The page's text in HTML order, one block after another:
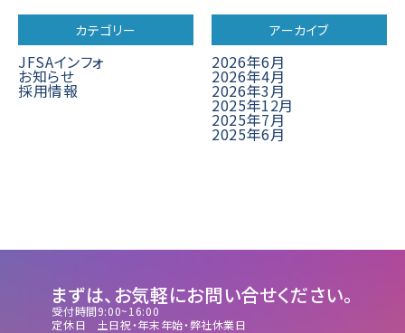
カテゴリー
JFSAインフォ
お知らせ
採用情報
アーカイブ
2026年6月
2026年4月
2026年3月
2025年12月
2025年7月
2025年6月
まずは、お気軽にお問い合せください。
受付時間
定休日
9:00~16:00
土日祝・年末年始・弊社休業日